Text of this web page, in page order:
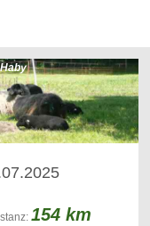
154 km